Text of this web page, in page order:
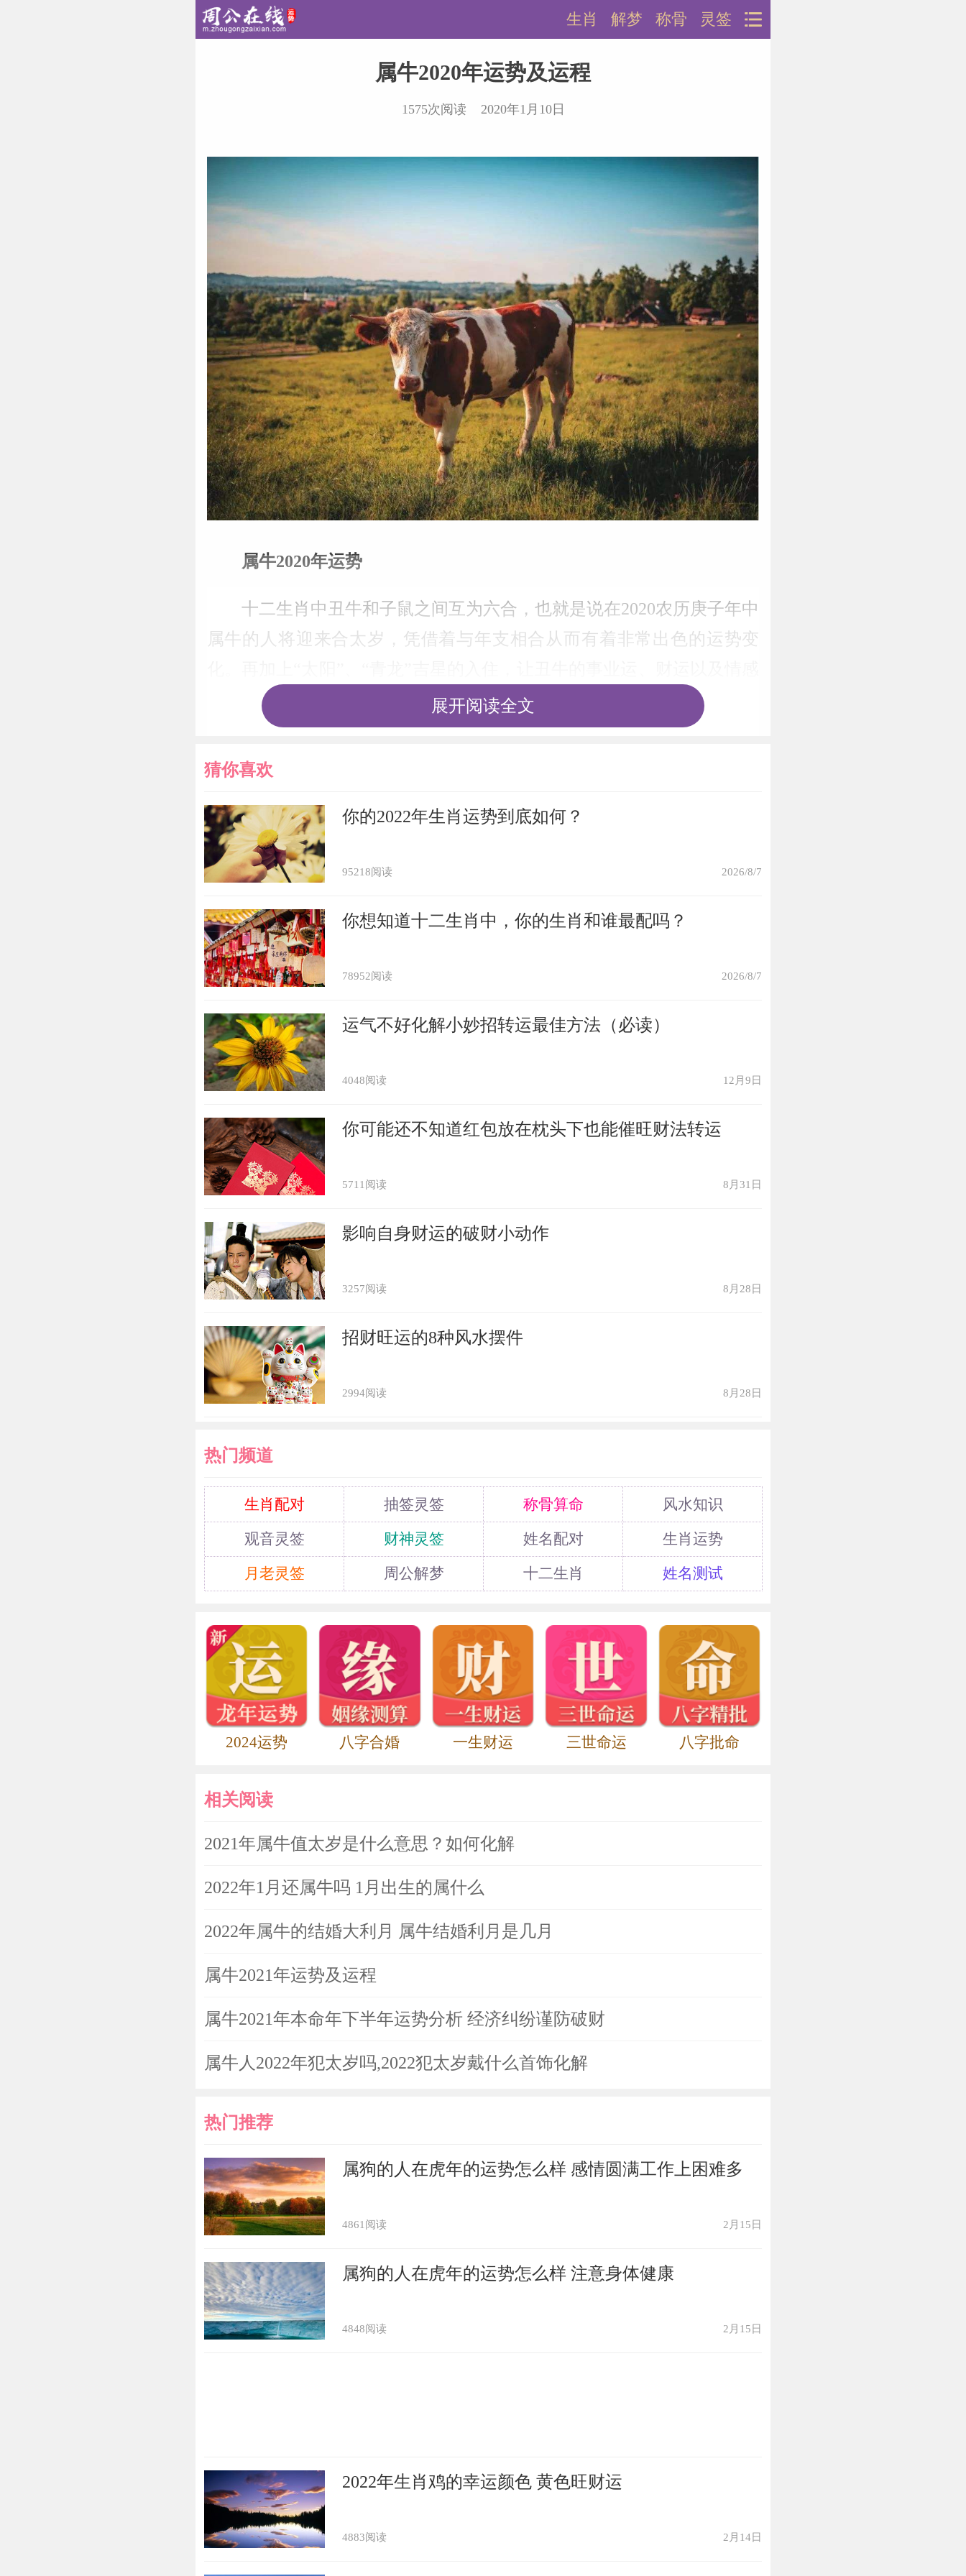
灵签
称骨
解梦
生肖
属牛2020年运势及运程
1575次阅读 2020年1月10日
属牛2020年运势
十二生肖中丑牛和子鼠之间互为六合，也就是说在2020农历庚子年中
属牛的人将迎来合太岁，凭借着与年支相合从而有着非常出色的运势变
运势都有着很好的发展势头。不过属牛的人也要小心“天空”和“死符”命星
的影响，这两颗命星会对他们的工作状态、人际关系以及财富收入带来负
面影响，导致丑牛们无法通过努力工作获得升职加薪的机会。 总而言
出现因小失大的情况。在民间传统中，新年有拜太岁的风俗，犯太岁的属
牛人可在2020年新年后，按照传统民俗奉请一件《
虚空藏菩萨》佩戴在身上寓意逢凶化吉、事业顺利、健康平安、家庭如
意。
财运指数：★★★☆☆
太多时间便可以获得不菲的财富收入，尤其是他们的正财运在大部分时间
内都可以保持稳定，特别是当自己在工作中取得好的成绩之后，收入便会
随之大增。但需要注意的是“天空”这颗飞星对于丑牛的财运还是有着一些
负面影响的，毕竟丑牛不是一个特别擅长抓住机遇得人。
所以说丑牛们需要避免将手中的财富用于理财投资，不要试图提升自
事业运指数：★★★☆☆
工作方面由于有着“太阳”和“青龙”这两颗吉星入住命宫，故而丑牛们
的事业发展势头会非常稳定。这两颗吉星都是贵人星，代表着可以获得贵
人扶持，尤其是“太阳”贵人星象征丑牛可以在工作的时候从男性长辈、上
司那里获得帮助，只要个人的工作态度足够端正，愿意为了完成事业目标
心“天空”带来的各种意外。
爱情运势指数：★★☆☆☆
受到“太阳”贵人星的加持，女性丑牛们在这一年中的桃花运倒是颇为
不俗，尤其是那些目前仍旧单身的丑牛女们，完全可以尝试着通过他人的
恋爱对象的丑牛们则有机会在这一年中顺利结婚，与爱人一同步入婚姻的
殿堂。男性丑牛们的桃花运也很不错，毕竟他们的职场人际关系在这一年
中表现不俗，他们的异性缘也会因此而有所提升。可以说【属牛2020年运
势】中情感运势的变化并不明显，很有可能从年初一直到年末都不会出现
健康运势指数：★★☆☆☆
从【属牛2020年运势】变化来看，他们在这一年中的健康状况欠佳。
所以丑牛们除了平日里要多加锻炼，保持良好的作息饮食习惯，远离危险
合不可长时间处于工作状态。
属牛2022年运势及运程
属牛人2022年犯太岁吗,2022犯太岁戴什么首饰化解
展开阅读全文
猜你喜欢
你的2022年生肖运势到底如何？
95218阅读 2026/8/7
你想知道十二生肖中，你的生肖和谁最配吗？
78952阅读 2026/8/7
运气不好化解小妙招转运最佳方法（必读）
4048阅读 12月9日
你可能还不知道红包放在枕头下也能催旺财法转运
5711阅读 8月31日
影响自身财运的破财小动作
3257阅读 8月28日
招财旺运的8种风水摆件
2994阅读 8月28日
热门频道
生肖配对 抽签灵签 称骨算命
风水知识
观音灵签
财神灵签 姓名配对
生肖运势
月老灵签
周公解梦 十二生肖 姓名测试
2024运势 八字合婚 一生财运 三世命运 八字批命
相关阅读
2021年属牛值太岁是什么意思？如何化解
2022年1月还属牛吗 1月出生的属什么
2022年属牛的结婚大利月 属牛结婚利月是几月
属牛2021年运势及运程
属牛2021年本命年下半年运势分析 经济纠纷谨防破财
属牛人2022年犯太岁吗,2022犯太岁戴什么首饰化解
热门推荐
属狗的人在虎年的运势怎么样 感情圆满工作上困难多
4861阅读 2月15日
属狗的人在虎年的运势怎么样 注意身体健康
4848阅读 2月15日
2022年生肖鸡的幸运颜色 黄色旺财运
4883阅读 2月14日